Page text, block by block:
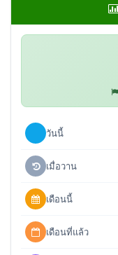
วันนี้
เมื่อวาน
เดือนนี้
เดือนที่แล้ว